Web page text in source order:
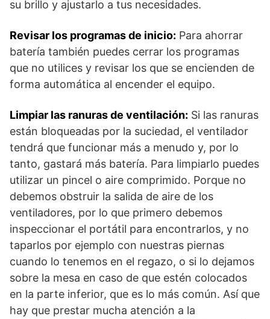
su brillo y ajustarlo a tus necesidades.
Revisar los programas de inicio: Para ahorrar
batería también puedes cerrar los programas
que no utilices y revisar los que se encienden de
forma automática al encender el equipo.
Limpiar las ranuras de ventilación: Si las ranuras
están bloqueadas por la suciedad, el ventilador
tendrá que funcionar más a menudo y, por lo
tanto, gastará más batería. Para limpiarlo puedes
utilizar un pincel o aire comprimido. Porque no
debemos obstruir la salida de aire de los
ventiladores, por lo que primero debemos
inspeccionar el portátil para encontrarlos, y no
taparlos por ejemplo con nuestras piernas
cuando lo tenemos en el regazo, o si lo dejamos
sobre la mesa en caso de que estén colocados
en la parte inferior, que es lo más común. Así que
hay que prestar mucha atención a la